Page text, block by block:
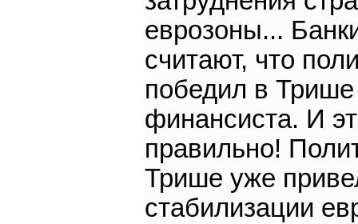
еврозоны...
считают, что
победил в Трише
финансиста. И
правильно!
Трише уже
стабилизации